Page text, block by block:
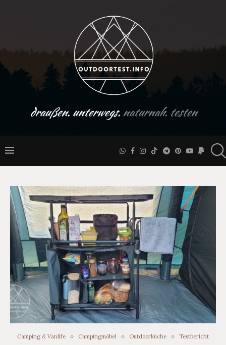
draußen. unterwegs.naturnah. testen
Camping & Vanlife Campingmöbel Outdoorküche Testbericht